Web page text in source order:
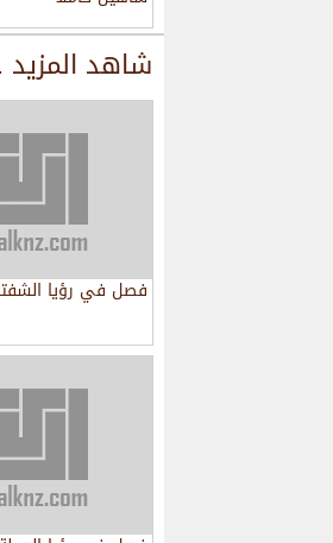
شاهد المزيد
فصل في رؤيا